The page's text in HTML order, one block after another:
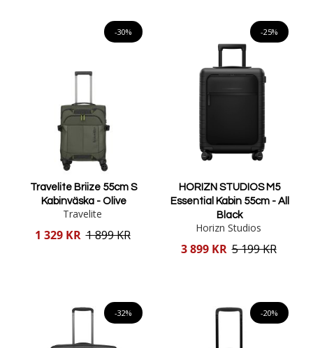
-30%
Travelite Briize 55cm S
Kabinväska - Olive
Travelite
Reducerat
1 329 KR 1 899 KR
-25%
HORIZN STUDIOS M5
Essential Kabin 55cm - All
Black
Horizn Studios
Reducerat
3 899 KR 5 199 KR
-32% -20%